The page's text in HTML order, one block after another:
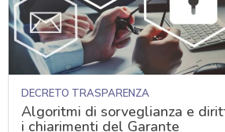
DECRETO TRASPARENZA
Algoritmi di sorveglianza e
i chiarimenti del Garante